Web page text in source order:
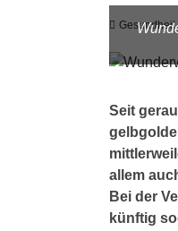
Gesundheit
Seit
allem
Bei der
künftig